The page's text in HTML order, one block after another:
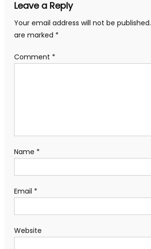
Leave a Reply
Your email address will not be published.
are marked *
Comment *
Name *
Email *
Website